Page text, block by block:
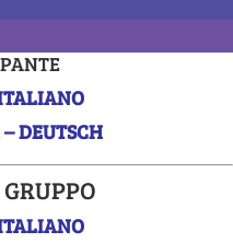
DEUTSCH